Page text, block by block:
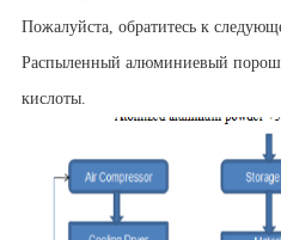
Пожалуйста, обратитесь к
Распыленный алюминиевый
кислоты.